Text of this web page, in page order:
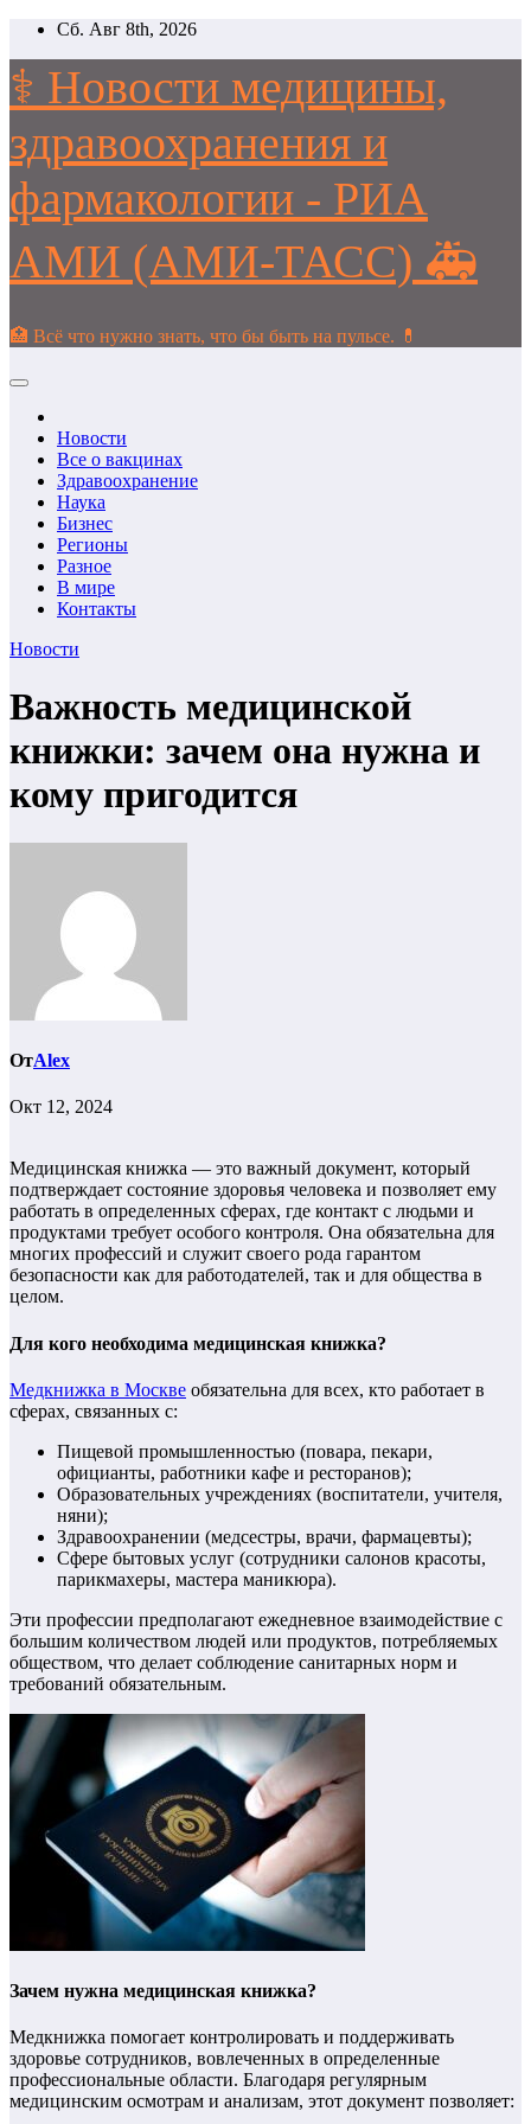
Перейти
содержимому
Сб. Авг 8th, 2026
⚕️ Новости медицины,
здравоохранения и
фармакологии - РИА
АМИ (АМИ-ТАСС) 🚑
🏥 Всё что нужно знать, что бы быть на пульсе. 💊
Новости
Все о вакцинах
Здравоохранение
Наука
Бизнес
Регионы
Разное
В мире
Контакты
Новости
Важность медицинской
книжки: зачем она нужна и
кому пригодится
ОтAlex
Окт 12, 2024
Медицинская книжка — это важный документ, который
подтверждает состояние здоровья человека и позволяет ему
работать в определенных сферах, где контакт с людьми и
продуктами требует особого контроля. Она обязательна для
многих профессий и служит своего рода гарантом
безопасности как для работодателей, так и для общества в
целом.
Для кого необходима медицинская книжка?
Медкнижка в Москве обязательна для всех, кто работает в
сферах, связанных с:
Пищевой промышленностью (повара, пекари,
официанты, работники кафе и ресторанов);
Образовательных учреждениях (воспитатели, учителя,
няни);
Здравоохранении (медсестры, врачи, фармацевты);
Сфере бытовых услуг (сотрудники салонов красоты,
парикмахеры, мастера маникюра).
Эти профессии предполагают ежедневное взаимодействие с
большим количеством людей или продуктов, потребляемых
обществом, что делает соблюдение санитарных норм и
требований обязательным.
Зачем нужна медицинская книжка?
Медкнижка помогает контролировать и поддерживать
здоровье сотрудников, вовлеченных в определенные
профессиональные области. Благодаря регулярным
медицинским осмотрам и анализам, этот документ позволяет: